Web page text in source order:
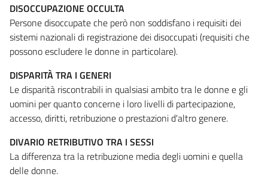
DISOCCUPAZIONE OCCULTA
Persone disoccupate che però non soddisfano i requisiti dei
sistemi nazionali di registrazione dei disoccupati (requisiti che
possono escludere le donne in particolare).
DISPARITÀ TRA I GENERI
Le disparità riscontrabili in qualsiasi ambito tra le donne e gli
uomini per quanto concerne i loro livelli di partecipazione,
accesso, diritti, retribuzione o prestazioni d'altro genere.
DIVARIO RETRIBUTIVO TRA I SESSI
La differenza tra la retribuzione media degli uomini e quella
delle donne.